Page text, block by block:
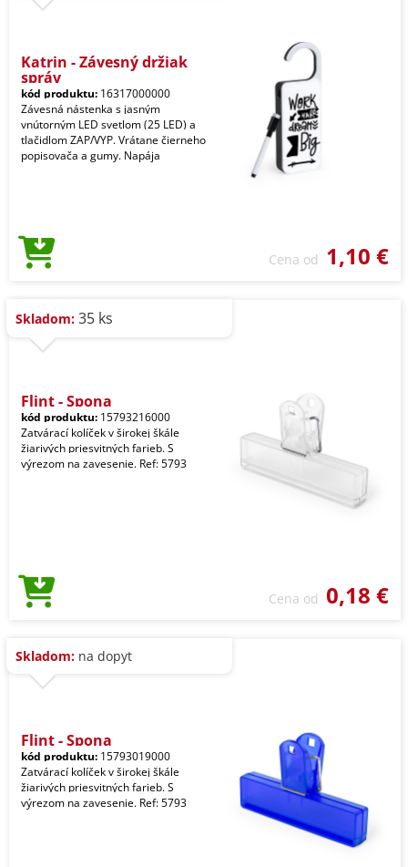
Katrin - Závesný držiak
správ
kód produktu: 16317000000
Závesná nástenka s jasným
vnútorným LED svetlom (25 LED) a
tlačidlom ZAP/VYP. Vrátane čierneho
popisovača a gumy. Napája
Cena od 1,10 €
Skladom: 35 ks
Flint - Spona
kód produktu: 15793216000
Zatvárací kolíček v širokej škále
žiarivých priesvitných farieb. S
výrezom na zavesenie. Ref: 5793
Cena od 0,18 €
Skladom: na dopyt
Flint - Spona
kód produktu: 15793019000
Zatvárací kolíček v širokej škále
žiarivých priesvitných farieb. S
výrezom na zavesenie. Ref: 5793